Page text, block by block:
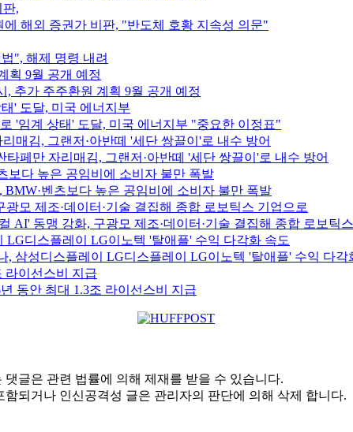
해외 증권가 비판, "반도체 호황 지속성 의문"
", 해제 명령 내려
, 추가 주주환원 계획 9월 공개 예정
'임계 상태' 도달, 미국 에너지부 "중요한 이정표"
페만 자리매김, 그랜저·아반떼 '세단 쌍끌이'로 내수 방어
벤츠보다 높은 공임비에 소비자 불만 폭발
AI' 동맹 강화, 구광모 제조·데이터·기술 결집해 종합 로보틱
, 삼성디스플레이 LG디스플레이 LG이노텍 '탈애플' 수익 다각
동안 최대 1.3조 라이선스비 지급
글은 관련 법률에 의해 제재를 받을 수 있습니다.
되거나 인신공격성 글은 관리자의 판단에 의해 삭제 합니다.